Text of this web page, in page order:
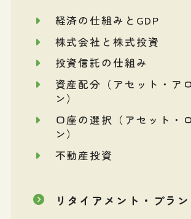
経済の仕組みとGDP
株式会社と株式投資
投資信託の仕組み
資産配分（アセット・ア
ン）
口座の選択（アセット・
ン）
不動産投資
リタイアメント・プラ